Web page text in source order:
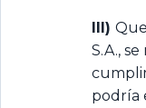
III)
S.A.,
podría